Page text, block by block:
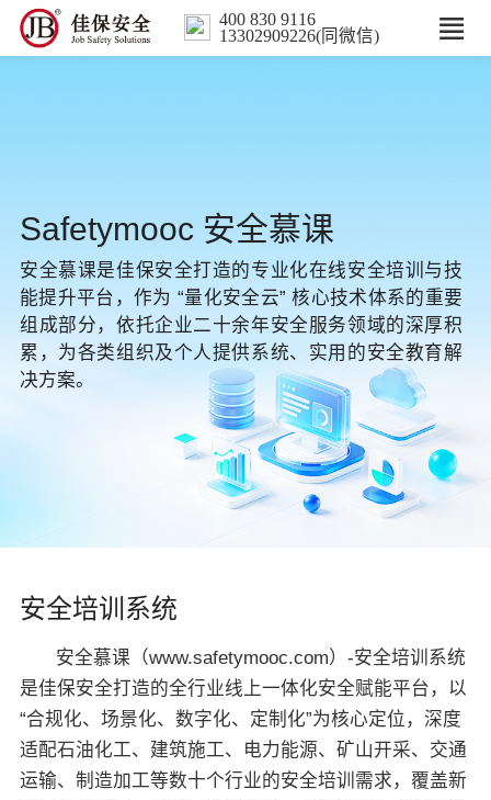
400 830 9116
13302909226(同微信)
数智解决方案
行业案例
培训
关于佳保
Safetymooc 安全慕课
安全慕课是佳保安全打造的专业化在线安全培训与技
能提升平台，作为 “量化安全云” 核心技术体系的重要
组成部分，依托企业二十余年安全服务领域的深厚积
累，为各类组织及个人提供系统、实用的安全教育解
决方案。
安全培训系统
安全慕课（www.safetymooc.com）-安全培训系统
是佳保安全打造的全行业线上一体化安全赋能平台，以
“合规化、场景化、数字化、定制化”为核心定位，深度
适配石油化工、建筑施工、电力能源、矿山开采、交通
运输、制造加工等数十个行业的安全培训需求，覆盖新